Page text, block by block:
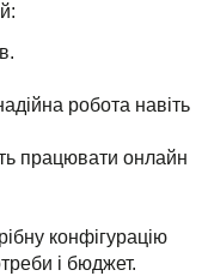
робота навіть
працювати онлайн
конфігурацію
і бюджет.